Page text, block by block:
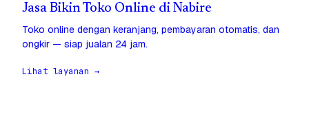
Jasa Bikin Toko Online di Nabire
Toko online dengan keranjang, pembayaran otomatis, dan
ongkir — siap jualan 24 jam.
Lihat layanan →